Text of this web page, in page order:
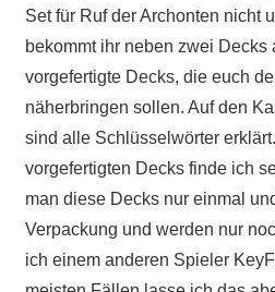
Set für Ruf der Archonten nicht
bekommt ihr neben zwei Decks
vorgefertigte Decks, die euch
näherbringen sollen. Auf den
sind alle Schlüsselwörter
vorgefertigten Decks finde ich
man diese Decks nur einmal
Verpackung und werden nur
ich einem anderen Spieler